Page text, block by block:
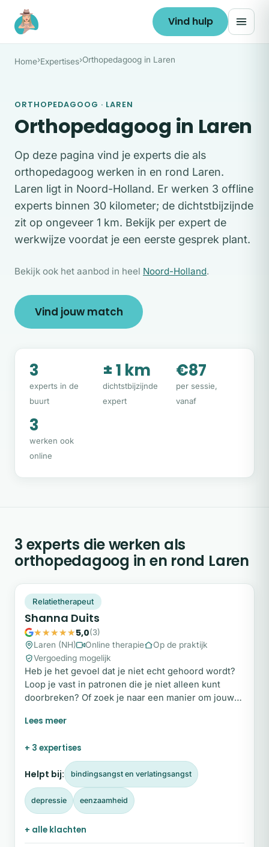
Ga naar de inhoud
Vind hulp
Home›Expertises›Orthopedagoog in Laren
ORTHOPEDAGOOG · LAREN
Orthopedagoog in Laren
Op deze pagina vind je experts die als
orthopedagoog werken in en rond Laren.
Laren ligt in Noord-Holland. Er werken 3 offline
experts binnen 30 kilometer; de dichtstbijzijnde
zit op ongeveer 1 km. Bekijk per expert de
werkwijze voordat je een eerste gesprek plant.
Bekijk ook het aanbod in heel Noord-Holland.
Vind jouw match
3
experts in de
buurt
± 1 km
dichtstbijzijnde
expert
€87
per sessie,
vanaf
3
werken ook
online
3 experts die werken als
orthopedagoog in en rond Laren
Plek beschikbaar
Relatietherapeut
Shanna Duits
5,0(3)
Laren (NH)
Online therapie
Op de praktijk
Vergoeding mogelijk
Heb je het gevoel dat je niet echt gehoord wordt?
Loop je vast in patronen die je niet alleen kunt
doorbreken? Of zoek je naar een manier om jouw
alleen te doen. Mijn naam is Shanna. Vanuit mijn
woorden te geven aan wat ze meemaken. Mijn
missie is helder: zorgen dat iedereen, in welke
relatie dan ook, zich vrij voelt om zich uit te
spreken.
+ 3 expertises
Helpt bij: bindingsangst en verlatingsangst
depressie eenzaamheid
+ alle klachten